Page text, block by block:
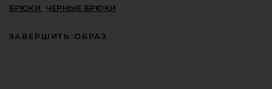
БРЮКИ
ЧЕРНЫЕ БРЮКИ
ЗАВЕРШИТЬ ОБРАЗ